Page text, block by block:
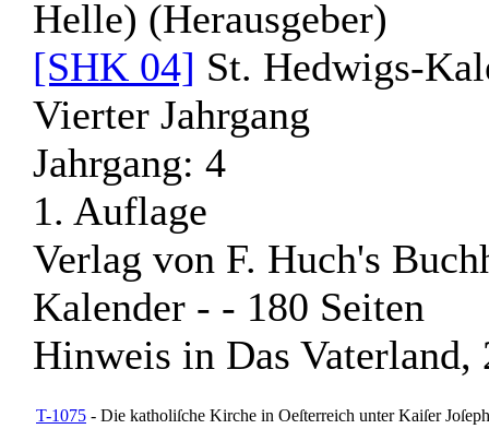
Helle) (Herausgeber)
[SHK 04] St. Hedwigs-
Vierter Jahrgang
Jahrgang: 4
1. Auflage
Verlag von F. Huch's
Kalender - - 180 Seiten
Hinweis in Das Vaterland,
T-1075 - Die katholiſche Kirche in Oeſterreich unter Kaiſer